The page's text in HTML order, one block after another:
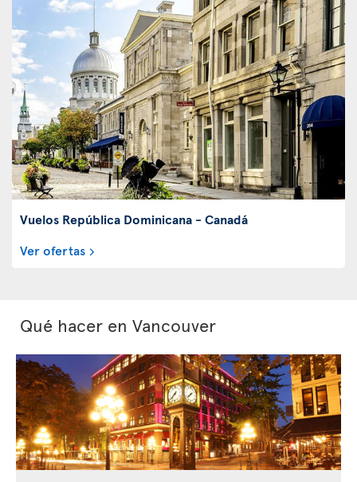
Vuelos República Dominicana - Canadá
Ver ofertas
Qué hacer en Vancouver